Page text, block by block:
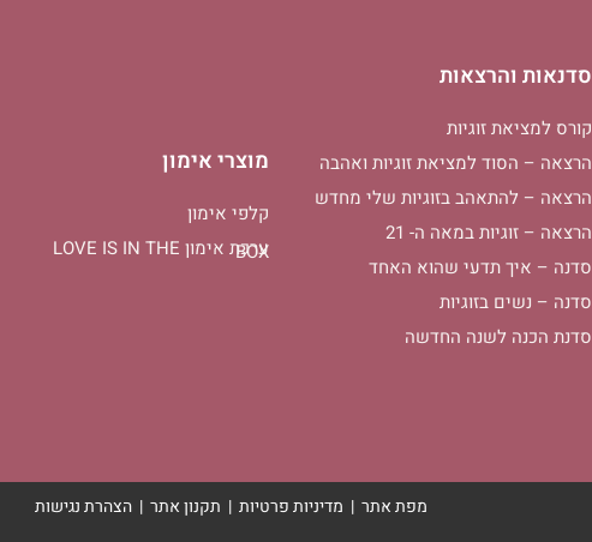
סדנאות והרצאות
קורס למציאת זוגיות
הרצאה – הסוד למציאת זוגיות ואהבה
הרצאה – להתאהב בזוגיות שלי מחדש
הרצאה – זוגיות במאה ה- 21
סדנה – איך תדעי שהוא האחד
סדנה – נשים בזוגיות
סדנת הכנה לשנה החדשה
מוצרי אימון
קלפי אימון
ערכת אימון LOVE IS IN THE
BOX
מפת אתר | מדיניות פרטיות | תקנון אתר |הצהרת נגישות